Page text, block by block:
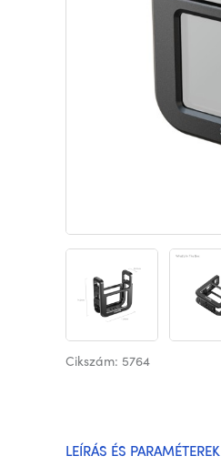
Cikszám: 5764
LEÍRÁS ÉS PARAMÉTEREK